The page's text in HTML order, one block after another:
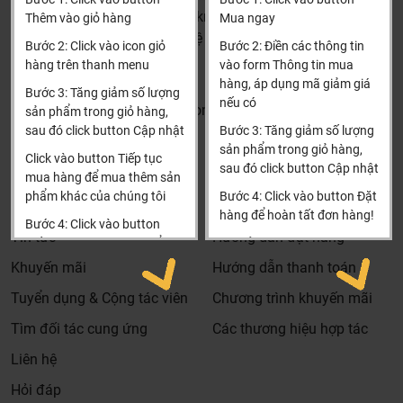
cũng không lỡ giấc ngủ của bé yêu hay người già trong
nhà.
Chén bát được rửa sạch, an toàn cho sức khỏe nhờ
công nghệ rửa bằng nước nóng
Rửa bằng nước nóng giúp tăng cường khả năng diệt
khuẩn, khử trùng, cho chén bát sạch sẽ, bảo vệ sức khỏe
của gia đình của bạn tốt hơn.
Thêm vào giỏ hàng
Bước 2: Click vào icon giỏ
hàng trên thanh menu
Bước 3: Tăng giảm số lượng
sản phẩm trong giỏ hàng,
sau đó click button Cập nhật
Click vào button Tiếp tục
mua hàng để mua thêm sản
phẩm khác của chúng tôi
Bước 4: Click vào button
Tiến hành thanh toán để
thanh toán đơn hàng của
Xin cảm ơn khách hàng!!!
Mua ngay
Bước 2: Điền các thông tin
vào form Thông tin mua
hàng, áp dụng mã giảm giá
nếu có
Bước 3: Tăng giảm số lượng
sản phẩm trong giỏ hàng,
sau đó click button Cập nhật
Bước 4: Click vào button Đặt
hàng để hoàn tất đơn hàng!
Xin cảm ơn khách hàng!!!
(Cách đại học công nghiệp 1 km)
HCM và các tỉnh khác: Liên hệ hotline để được hướng dẫn
đặt hàng
Khalinguyen.vn@gmail.com
0904501766
Thông tin
Tìm đại lý & Hợp tác
Tin tức
Khuyến mãi
Tuyển dụng & Cộng tác viên
Tìm đối tác cung ứng
Liên hệ
Hỏi đáp
Thông tin thêm
Hướng dẫn mua hàng
Hướng dẫn đặt hàng
Hướng dẫn thanh toán
Chương trình khuyến mãi
Các thương hiệu hợp tác